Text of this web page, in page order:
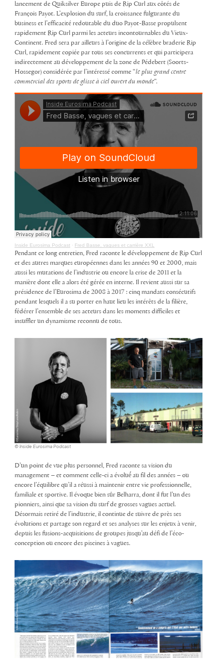
lancement de Quiksilver Europe puis de Rip Curl aux côtés de
François Payot. L’explosion du surf, la croissance fulgurante du
business et l’efficacité redoutable du duo Payot-Basse propulsent
rapidement Rip Curl parmi les acteurs incontournables du Vieux-
Continent. Fred sera par ailleurs à l’origine de la célèbre braderie Rip
Curl, rapidement copiée par tous ses concurrents et qui participera
indirectement au développement de la zone de Pédebert (Soorts-
Hossegor) considérée par l’intéressé comme “le plus grand centre
commercial des sports de glisse à ciel ouvert du monde“.
Inside Eurosima Podcast · Fred Basse, vagues et carrière XXL
Pendant ce long entretien, Fred raconte le développement de Rip Curl
et des autres marques européennes dans les années 90 et 2000, mais
aussi les mutations de l’industrie ou encore la crise de 2011 et la
manière dont elle a alors été gérée en interne. Il revient aussi sur sa
présidence de l’Eurosima de 2008 à 2017 : cinq mandats consécutifs
pendant lesquels il a su porter en haut lieu les intérêts de la filière,
fédérer l’ensemble de ses acteurs dans les moments difficiles et
insuffler un dynamisme reconnu de tous.
© Inside Eurosima Podcast
D’un point de vue plus personnel, Fred raconte sa vision du
management – et comment celle-ci a évolué́ au fil des années – ou
encore l’équilibre qu’il a réussi à maintenir entre vie professionnelle,
familiale et sportive. Il évoque bien sûr Belharra, dont il fut l’un des
pionniers, ainsi que sa vision du surf de grosses vagues actuel.
Désormais retiré de l’industrie, il continue de suivre de près ses
évolutions et partage son regard et ses analyses sur les enjeux à venir,
depuis les fusions-acquisitions de groupes jusqu’au défi de l’éco-
conception ou encore des piscines à vagues.